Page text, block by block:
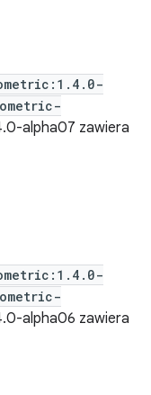
alpha07 zawiera
alpha06 zawiera